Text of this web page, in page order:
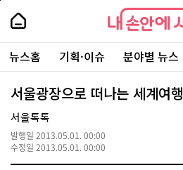
본
로
가
내
손
안
에
서
울
-
서
울
시
대
표
소
내
손
에
울
주
요
서
뉴스홈 기획·이슈 분야별 뉴스
서울광장으로 떠나는 세계여행
서울톡톡
발행일 2013.05.01. 00:00
수정일 2013.05.01. 00:00
페
상
단
로